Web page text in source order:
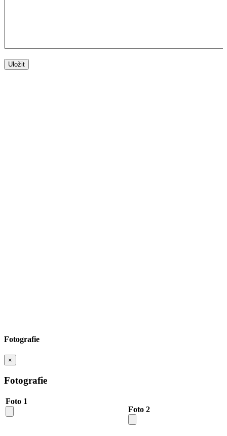
Fotografie
×
Fotografie
Foto 1
Foto 2